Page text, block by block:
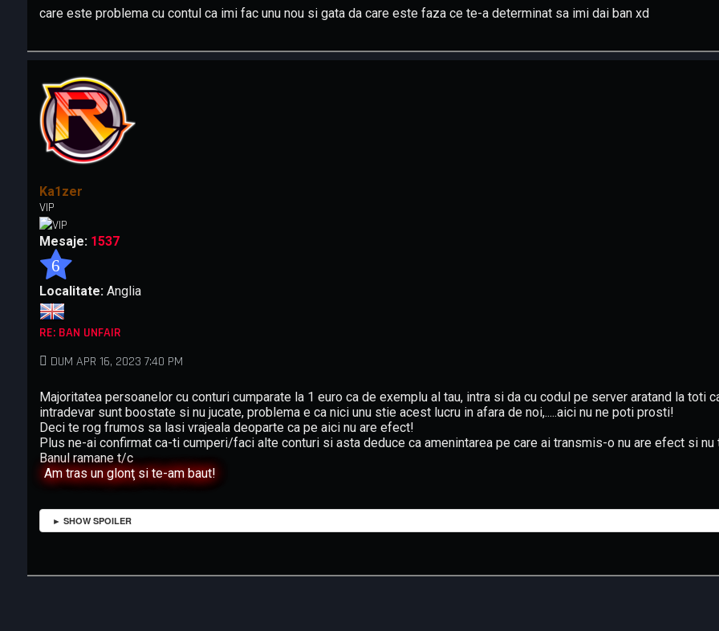
care este problema cu contul ca imi fac unu nou si gata da care este faza ce te-a determinat sa imi dai ban xd
Ka1zer
VIP
Mesaje: 1537
6
Localitate:Anglia
RE: BAN UNFAIR
DUM APR 16, 2023 7:40 PM
Majoritatea persoanelor cu conturi cumparate la 1 euro ca de exemplu al tau, intra si da cu codul pe server aratand la toti
intradevar sunt boostate si nu jucate, problema e ca nici unu stie acest lucru in afara de noi,.....aici nu ne poti prosti!
Deci te rog frumos sa lasi vrajeala deoparte ca pe aici nu are efect!
Plus ne-ai confirmat ca-ti cumperi/faci alte conturi si asta deduce ca amenintarea pe care ai transmis-o nu are efect si nu
Banul ramane t/c
Am tras un glonţ si te-am baut!
► SHOW SPOILER